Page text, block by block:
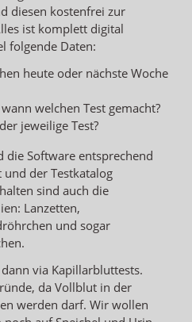
diesen kostenfrei zur
ist komplett digital
folgende Daten:
heute oder nächste Woche
welchen Test gemacht?
jeweilige Test?
die Software entsprechend
der Testkatalog
sind auch die
Lanzetten,
und sogar
via Kapillarbluttests.
da Vollblut in der
werden darf. Wir wollen